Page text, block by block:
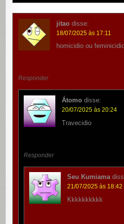
jitao disse:
18/07/2025 às 17:11
homicidio ou
Responder
Átomo disse:
20/07/2025 às 20:24
Travecidio
Responder
Seu Kumiama
21/07/2025 às 18:42
Kkkkkkkkkk